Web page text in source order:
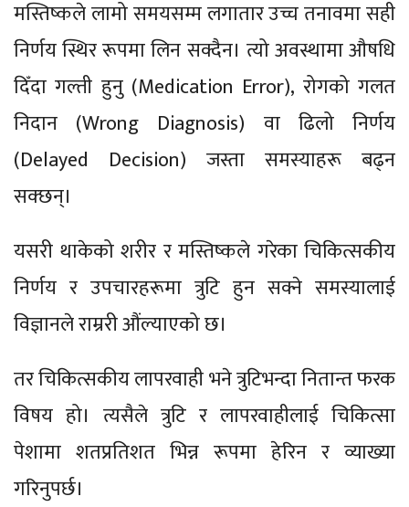
मस्तिष्कले लामो समयसम्म लगातार उच्च तनावमा सही
निर्णय स्थिर रूपमा लिन सक्दैन। त्यो अवस्थामा औषधि
दिँदा गल्ती हुनु (Medication Error), रोगको गलत
निदान (Wrong Diagnosis) वा ढिलो निर्णय
(Delayed Decision) जस्ता समस्याहरू बढ्न
सक्छन्।
यसरी थाकेको शरीर र मस्तिष्कले गरेका चिकित्सकीय
निर्णय र उपचारहरूमा त्रुटि हुन सक्ने समस्यालाई
विज्ञानले राम्ररी औंल्याएको छ।
तर चिकित्सकीय लापरवाही भने त्रुटिभन्दा नितान्त फरक
विषय हो। त्यसैले त्रुटि र लापरवाहीलाई चिकित्सा
पेशामा शतप्रतिशत भिन्न रूपमा हेरिन र व्याख्या
गरिनुपर्छ।